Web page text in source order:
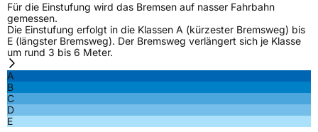
Allgemeine Produktsicherheit (GPSR)
HerstellerkontaktGiti Tire Deutschland GmbH, Giti Tire
Für die Einstufung wird das Bremsen auf nasser Fahrbahn
gemessen.
Die Einstufung erfolgt in die Klassen A (kürzester Bremsweg) bis
E (längster Bremsweg). Der Bremsweg verlängert sich je Klasse
um rund 3 bis 6 Meter.
A
B
C
D
E